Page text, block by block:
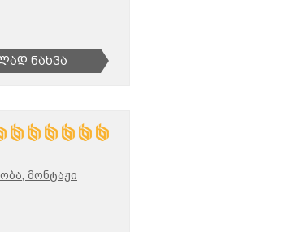
Ნახვა
მონტაჟი